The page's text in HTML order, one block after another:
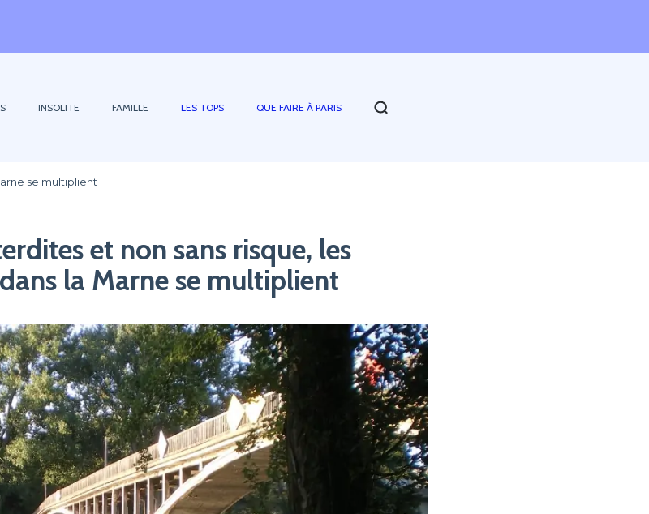
INSOLITE FAMILLE LES TOPS QUE FAIRE À PARIS
se multiplient
et non sans risque, les
la Marne se multiplient